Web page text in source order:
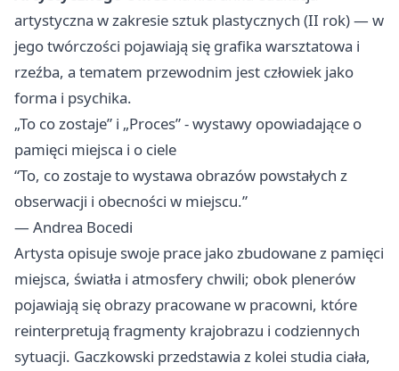
artystyczna w zakresie sztuk plastycznych (II rok) — w
jego twórczości pojawiają się grafika warsztatowa i
rzeźba, a tematem przewodnim jest człowiek jako
forma i psychika.
„To co zostaje” i „Proces” - wystawy opowiadające o
pamięci miejsca i o ciele
“To, co zostaje to wystawa obrazów powstałych z
obserwacji i obecności w miejscu.”
— Andrea Bocedi
Artysta opisuje swoje prace jako zbudowane z pamięci
miejsca, światła i atmosfery chwili; obok plenerów
pojawiają się obrazy pracowane w pracowni, które
reinterpretują fragmenty krajobrazu i codziennych
sytuacji. Gaczkowski przedstawia z kolei studia ciała,